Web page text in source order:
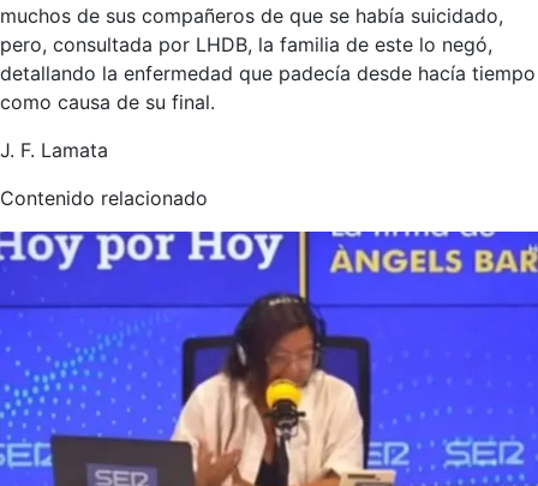
muchos de sus compañeros de que se había suicidado,
pero, consultada por LHDB, la familia de este lo negó,
detallando la enfermedad que padecía desde hacía tiempo
como causa de su final.
J. F. Lamata
Contenido relacionado